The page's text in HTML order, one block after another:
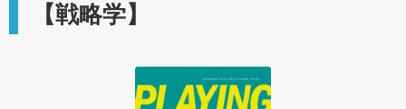
【戦略学】